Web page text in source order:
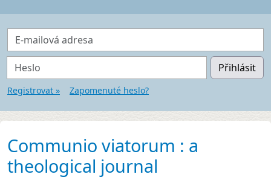
E-mailová adresa
Heslo Přihlásit
Registrovat » Zapomenuté heslo?
Communio viatorum : a
theological journal